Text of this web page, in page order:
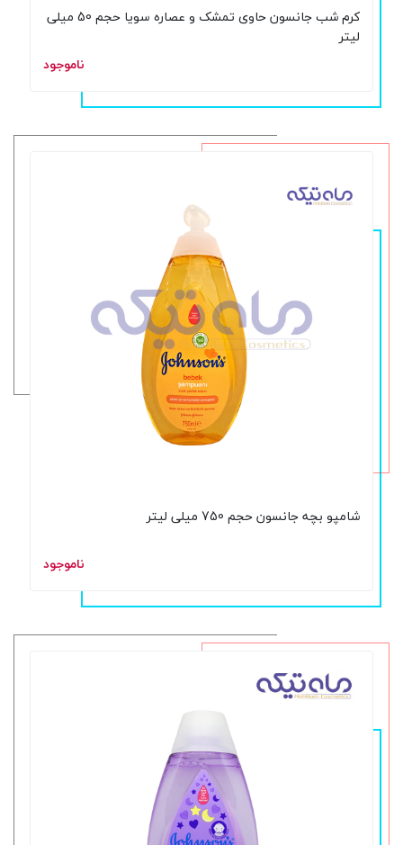
کرم شب جانسون حاوی تمشک و عصاره سویا حجم 50 میلی
لیتر
ناموجود
شامپو بچه جانسون حجم 750 میلی لیتر
ناموجود